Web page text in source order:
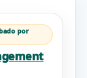
por